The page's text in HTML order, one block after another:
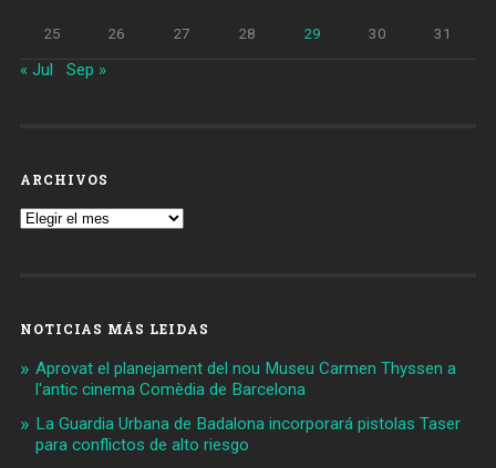
25 26 27 28 29 30 31
« Jul Sep »
ARCHIVOS
Archivos
NOTICIAS MÁS LEIDAS
Aprovat el planejament del nou Museu Carmen Thyssen a
l'antic cinema Comèdia de Barcelona
La Guardia Urbana de Badalona incorporará pistolas Taser
para conflictos de alto riesgo